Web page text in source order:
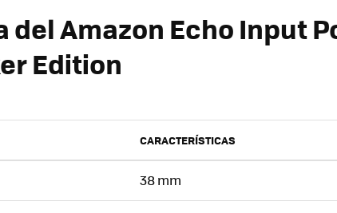
del Amazon Echo Input
Edition
CARACTERÍSTICAS
38 mm